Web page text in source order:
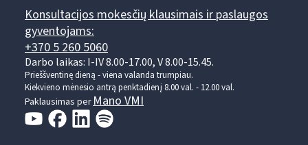
Konsultacijos mokesčių klausimais ir paslaugos
gyventojams:
+370 5 260 5060
Darbo laikas: I-IV 8.00-17.00, V 8.00-15.45.
Prieššventinę dieną - viena valanda trumpiau.
Kiekvieno mėnesio antrą penktadienį 8.00 val. - 12.00 val.
Paklausimas perMano VMI